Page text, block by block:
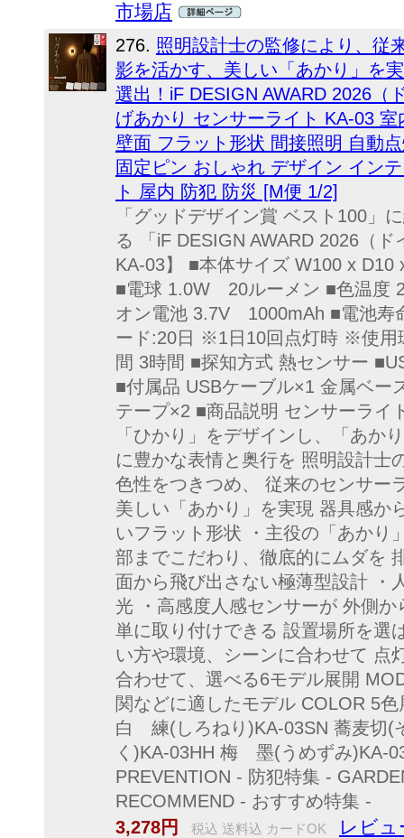
市場店
276. 照明設計士の監修により、従
影を活かす、美しい「あかり」を
選出！iF DESIGN AWARD 2026
げあかり センサーライト KA-03
壁面 フラット形状 間接照明 自動
固定ピン おしゃれ デザイン イン
ト 屋内 防犯 防災 [M便 1/2]
「グッドデザイン賞 ベスト100」
る 「iF DESIGN AWARD 2026（
KA-03】 ■本体サイズ W100 x
■電球 1.0W 20ルーメン ■色温度
オン電池 3.7V 1000mAh ■電池寿
ード:20日 ※1日10回点灯時 ※使用
間 3時間 ■探知方式 熱センサー
■付属品 USBケーブル×1 金属ベー
テープ×2 ■商品説明 センサーライ
「ひかり」をデザインし、「あか
に豊かな表情と奥行を 照明設計士
色性をつきつめ、 従来のセンサー
美しい「あかり」を実現 器具感か
いフラット形状 ・主役の「あかり
部までこだわり、徹底的にムダを
面から飛び出さない極薄型設計 ・
光 ・高感度人感センサーが 外側
単に取り付けできる 設置場所を選
い方や環境、シーンに合わせて 点
合わせて、選べる6モデル展開
関などに適したモデル COLOR 5
白 練(しろねり)KA-03SN 蕎麦切
く)KA-03HH 梅 墨(うめずみ)KA-
PREVENTION - 防犯特集 -
RECOMMEND - おすすめ特集 -
3,278円
税込 送料込 カードOK
レビュ